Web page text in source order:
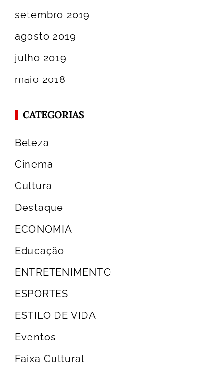
setembro 2019
agosto 2019
julho 2019
maio 2018
CATEGORIAS
Beleza
Cinema
Cultura
Destaque
ECONOMIA
Educação
ENTRETENIMENTO
ESPORTES
ESTILO DE VIDA
Eventos
Faixa Cultural